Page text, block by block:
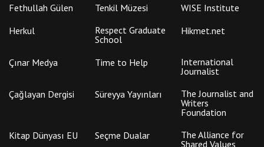
Fethullah Gülen Tenkil Müzesi
WISE Institute
Herkul
Respect Graduate
School
Hikmet.net
Çınar Medya Time to Help
International
Journalist
Çağlayan Dergisi
Süreyya Yayınları
The Journalist and
Writers
Foundation
Kitap Dünyası EU
Seçme Dualar
The Alliance for
Shared Values